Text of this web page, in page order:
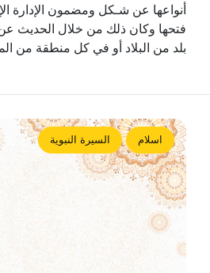
أنواعها عن شـكل ومضمون الإدارة
فتحها وكان ذلك من خلال الحديث
بلد من البلاد أو في كل منطقة من
اسلام السيرة النبوية